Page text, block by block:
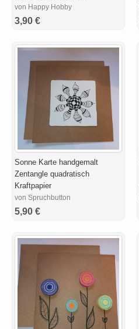
von Happy Hobby
3,90 €
Sonne Karte handgemalt
Zentangle quadratisch
Kraftpapier
von Spruchbutton
5,90 €